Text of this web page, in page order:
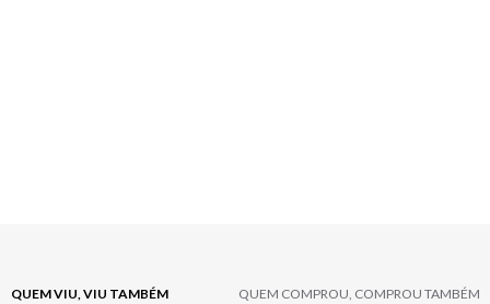
QUEM VIU, VIU TAMBÉM QUEM COMPROU, COMPROU TAMBÉM